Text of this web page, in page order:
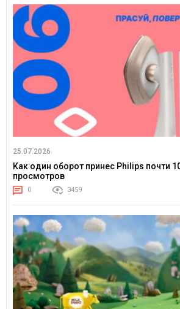
25.07.2026
Как один оборот принес Philips почти
просмотров
0 3459